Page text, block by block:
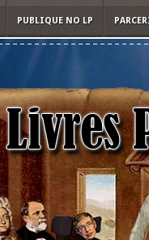
PUBLIQUE NO LP